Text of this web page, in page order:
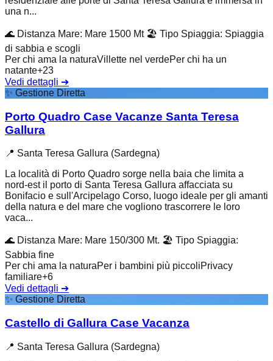
una n...
🌊 Distanza Mare: Mare 1500 Mt 🏖️ Tipo Spiaggia: Spiaggia
di sabbia e scogli
Per chi ama la naturaVillette nel verdePer chi ha un
natante+23
Vedi dettagli ➔
✨ Gestione Diretta
Porto Quadro Case Vacanze Santa Teresa
Gallura
📍 Santa Teresa Gallura (Sardegna)
La località di Porto Quadro sorge nella baia che limita a
nord-est il porto di Santa Teresa Gallura affacciata su
Bonifacio e sull'Arcipelago Corso, luogo ideale per gli amanti
della natura e del mare che vogliono trascorrere le loro
vaca...
🌊 Distanza Mare: Mare 150/300 Mt. 🏖️ Tipo Spiaggia:
Sabbia fine
Per chi ama la naturaPer i bambini più piccoliPrivacy
familiare+6
Vedi dettagli ➔
✨ Gestione Diretta
Castello di Gallura Case Vacanza
📍 Santa Teresa Gallura (Sardegna)